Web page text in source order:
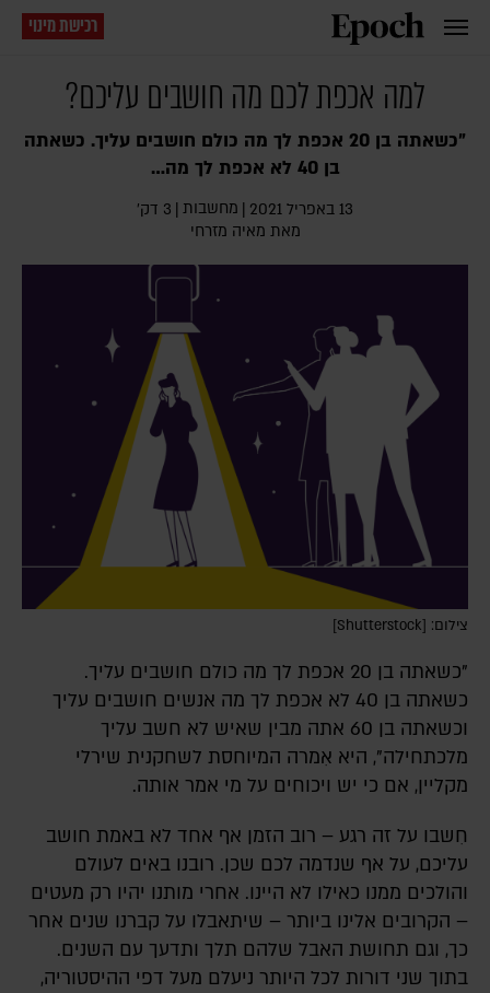
רכישת מינוי
למה אכפת לכם מה חושבים עליכם?
"כשאתה בן 20 אכפת לך מה כולם חושבים עליך. כשאתה
בן 40 לא אכפת לך מה…
13 באפריל 2021 | מחשבות | 3 דק׳
מאת מאיה מזרחי
צילום: [Shutterstock]
"כשאתה בן 20 אכפת לך מה כולם חושבים עליך.
כשאתה בן 40 לא אכפת לך מה אנשים חושבים עליך
וכשאתה בן 60 אתה מבין שאיש לא חשב עליך
מלכתחילה", היא אִמרה המיוחסת לשחקנית שירלי
מקליין, אם כי יש ויכוחים על מי אמר אותה.
חִשבו על זה רגע – רוב הזמן אף אחד לא באמת חושב
עליכם, על אף שנדמה לכם שכן. רובנו באים לעולם
והולכים ממנו כאילו לא היינו. אחרי מותנו יהיו רק מעטים
– הקרובים אלינו ביותר – שיתאבלו על קברנו שנים אחר
כך, וגם תחושת האבל שלהם תלך ותדעך עם השנים.
בתוך שני דורות לכל היותר ניעלם מעל דפי ההיסטוריה,